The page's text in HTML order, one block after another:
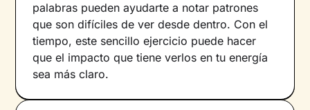
palabras pueden ayudarte a notar patrones
que son difíciles de ver desde dentro. Con el
tiempo, este sencillo ejercicio puede hacer
que el impacto que tiene verlos en tu energía
sea más claro.